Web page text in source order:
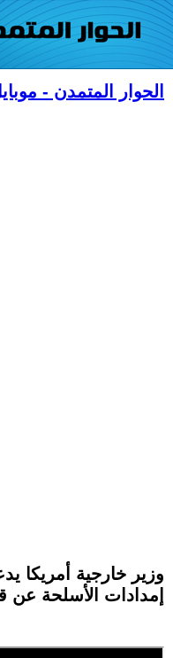
الحوار المتمدن -
وزير خارجية أمريكا
إمدادات الأسلحة عن